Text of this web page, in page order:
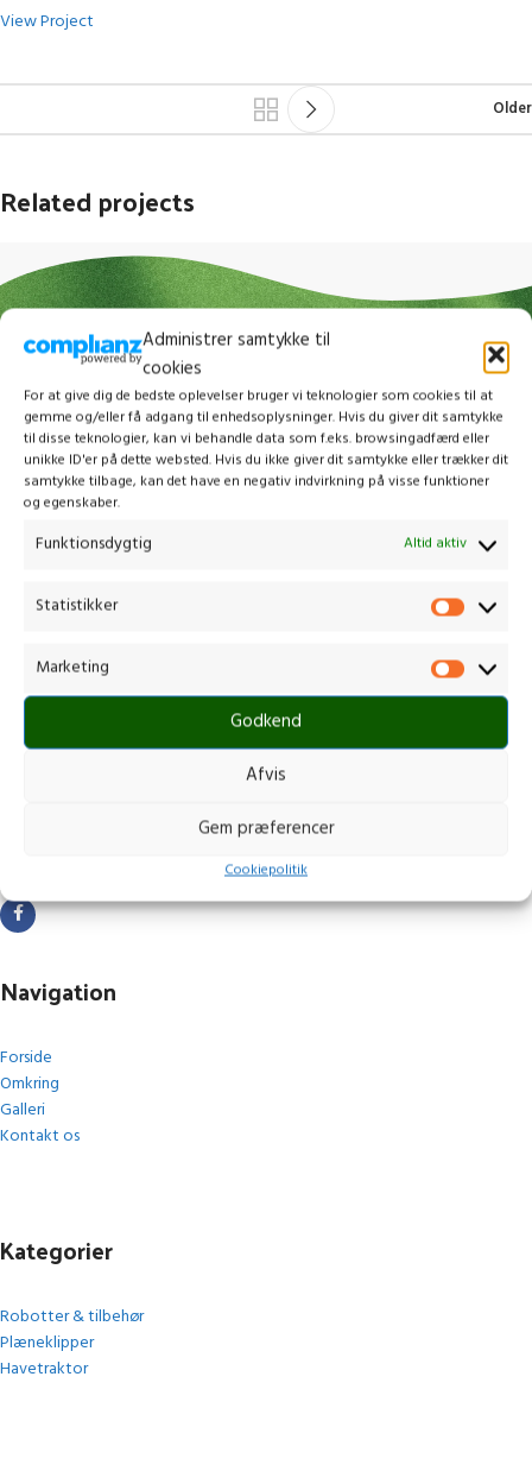
Administrer samtykke til
cookies
For at give dig de bedste oplevelser bruger vi teknologier som cookies til at
gemme og/eller få adgang til enhedsoplysninger. Hvis du giver dit samtykke
til disse teknologier, kan vi behandle data som f.eks. browsingadfærd eller
unikke ID'er på dette websted. Hvis du ikke giver dit samtykke eller trækker dit
samtykke tilbage, kan det have en negativ indvirkning på visse funktioner
og egenskaber.
Funktionsdygtig Altid aktiv
Statistikker
Marketing
Godkend
Afvis
Gem præferencer
Cookiepolitik
View Project
Older
Related projects
Kitchen
Leo uteu ullamcorper
Kontakt os
Navigation
Forside
Omkring
Galleri
Kontakt os
Kategorier
Robotter & tilbehør
Plæneklipper
Havetraktor